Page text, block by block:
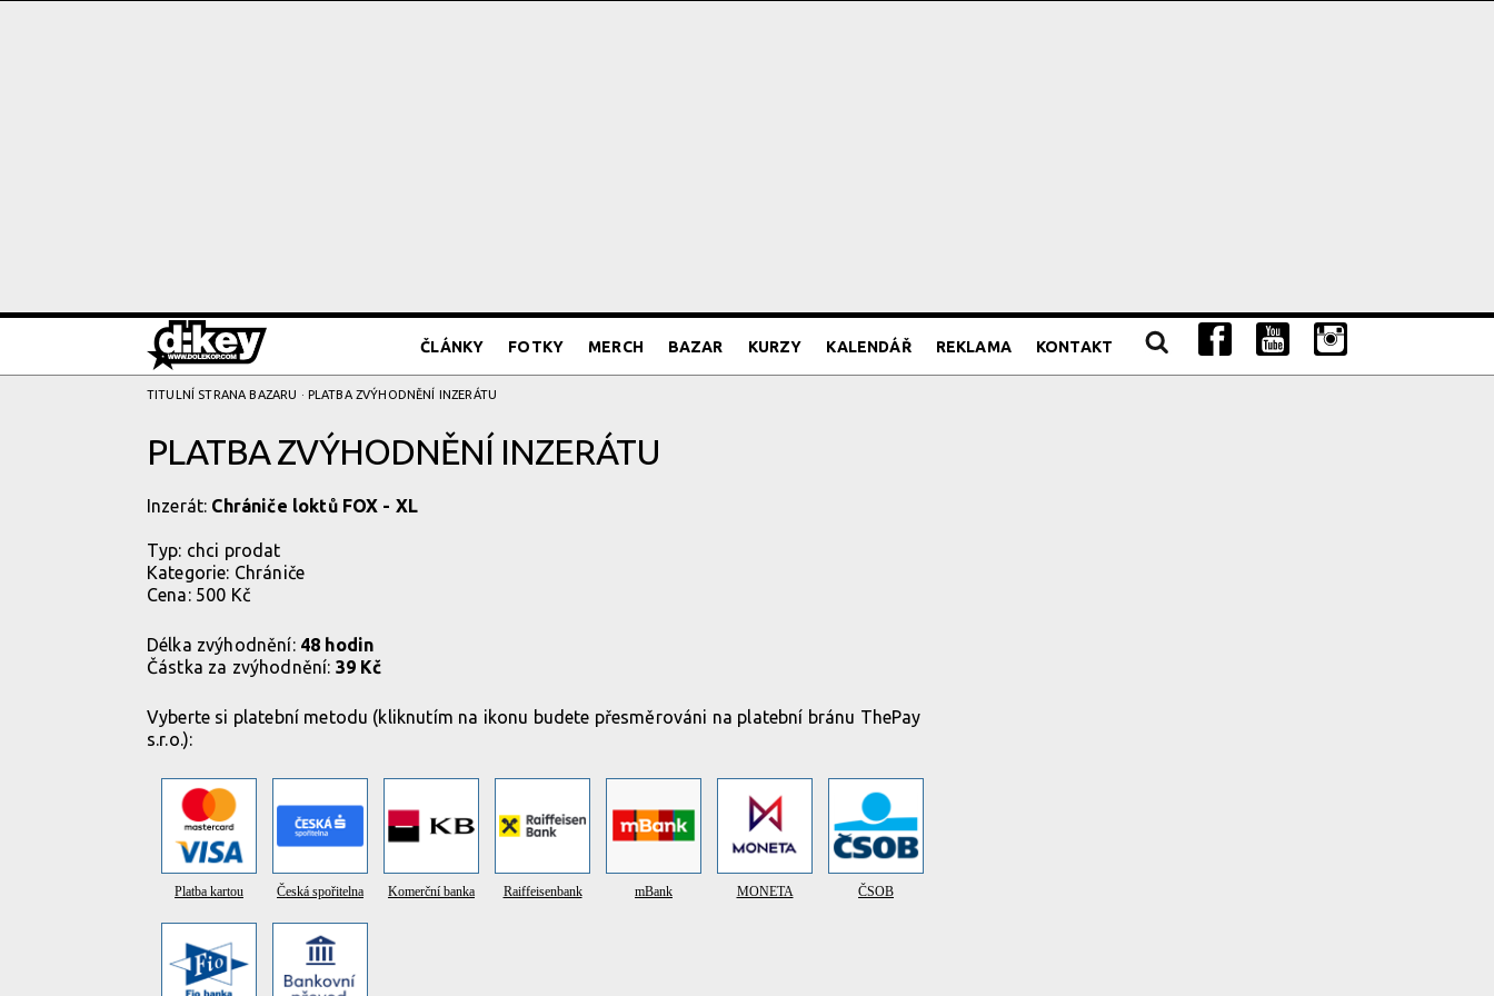
ČLÁNKY FOTKY MERCH BAZAR KURZY KALENDÁŘ REKLAMA KONTAKT
TITULNÍ STRANA BAZARU · PLATBA ZVÝHODNĚNÍ­ INZERÁTU
PLATBA ZVÝHODNĚNÍ­ INZERÁTU
Inzerát: Chrániče loktů FOX - XL
Typ: chci prodat
Kategorie: Chrániče
Cena: 500 Kč
Délka zvýhodnění: 48 hodin
Částka za zvýhodnění: 39 Kč
Vyberte si platební metodu (kliknutím na ikonu budete přesměrováni na platební bránu ThePay
s.r.o.):
Platba kartou Česká spořitelna Komerční banka Raiffeisenbank mBank MONETA ČSOB